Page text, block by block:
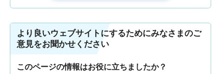
より良いウェブサイトにするためにみなさまのご
意見をお聞かせください
このページの情報はお役に立ちましたか？